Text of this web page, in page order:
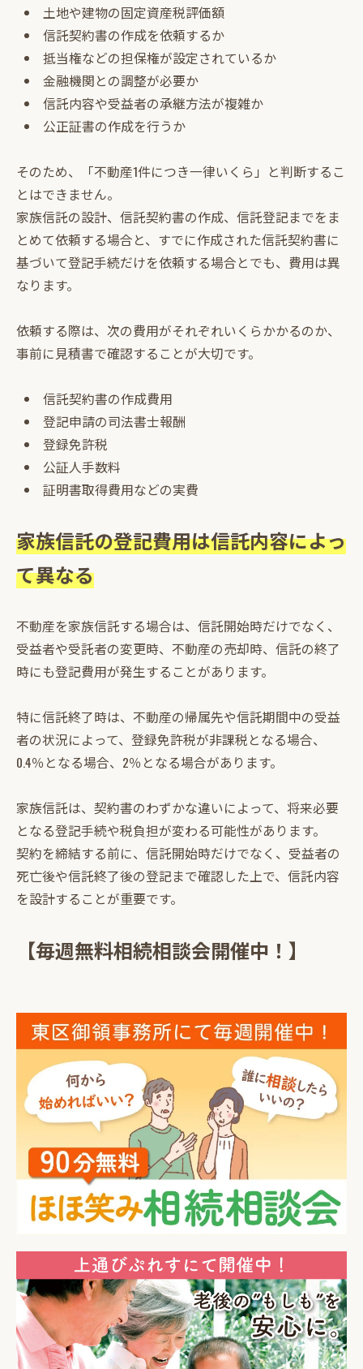
土地や建物の固定資産税評価額
信託契約書の作成を依頼するか
抵当権などの担保権が設定されているか
金融機関との調整が必要か
信託内容や受益者の承継方法が複雑か
公正証書の作成を行うか
そのため、「不動産1件につき一律いくら」と判断するこ
とはできません。
家族信託の設計、信託契約書の作成、信託登記までをま
とめて依頼する場合と、すでに作成された信託契約書に
基づいて登記手続だけを依頼する場合とでも、費用は異
なります。
依頼する際は、次の費用がそれぞれいくらかかるのか、
事前に見積書で確認することが大切です。
信託契約書の作成費用
登記申請の司法書士報酬
登録免許税
公証人手数料
証明書取得費用などの実費
家族信託の登記費用は信託内容によっ
て異なる
不動産を家族信託する場合は、信託開始時だけでなく、
受益者や受託者の変更時、不動産の売却時、信託の終了
時にも登記費用が発生することがあります。
特に信託終了時は、不動産の帰属先や信託期間中の受益
者の状況によって、登録免許税が非課税となる場合、
0.4％となる場合、2％となる場合があります。
家族信託は、契約書のわずかな違いによって、将来必要
となる登記手続や税負担が変わる可能性があります。
契約を締結する前に、信託開始時だけでなく、受益者の
死亡後や信託終了後の登記まで確認した上で、信託内容
を設計することが重要です。
【毎週無料相続相談会開催中！】